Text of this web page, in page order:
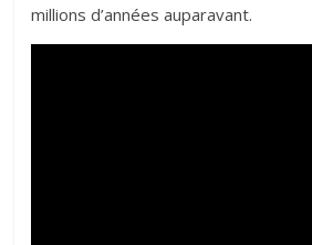
millions d’années auparavant.